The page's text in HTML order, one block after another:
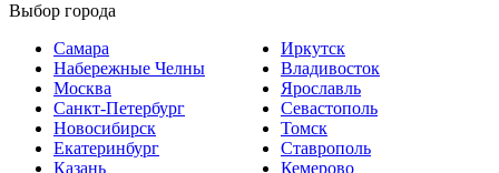
Выбор города
Самара
Набережные Челны
Москва
Санкт-Петербург
Новосибирск
Екатеринбург
Казань
Иркутск
Владивосток
Ярославль
Севастополь
Томск
Ставрополь
Кемерово